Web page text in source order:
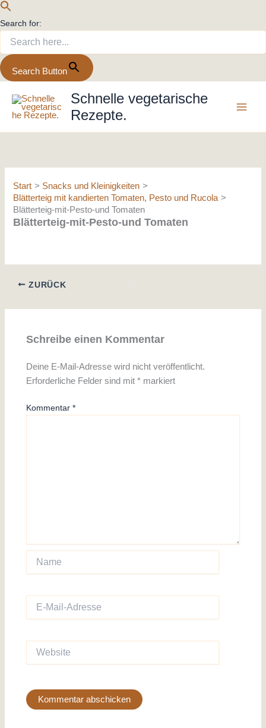
Search for:
Search Button
Inhalt
springen
Schnelle vegetarische
Rezepte.
Start
Snacks und Kleinigkeiten
Blätterteig mit kandierten Tomaten, Pesto und Rucola
Blätterteig-mit-Pesto-und Tomaten
Blätterteig-mit-Pesto-und Tomaten
ZURÜCK
Schreibe einen Kommentar
Deine E-Mail-Adresse wird nicht veröffentlicht.
Erforderliche Felder sind mit* markiert
Kommentar*
Name
Mail-